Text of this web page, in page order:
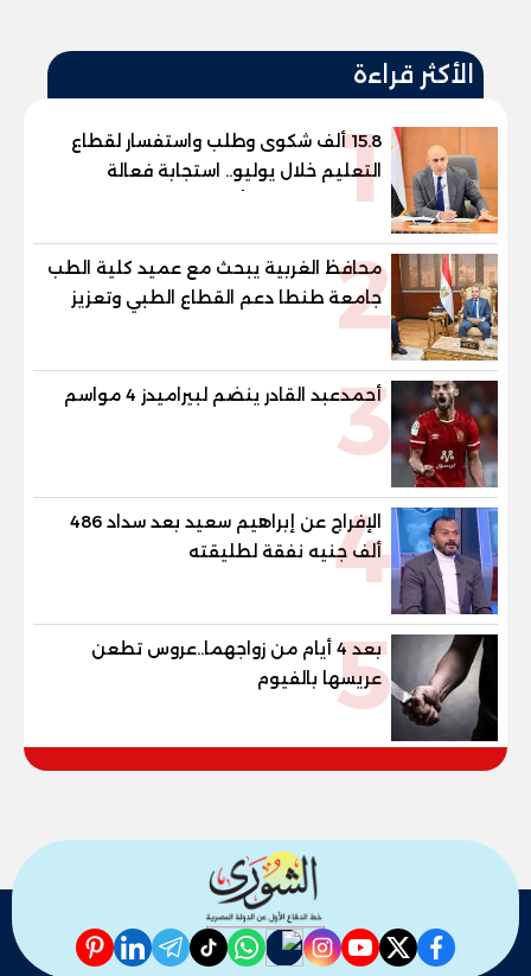
الأكثر قراءة
115.8 ألف شكوى وطلب واستفسار لقطاع
التعليم خلال يوليو.. استجابة فعالة
لشكاوى الطلاب وأولياء الأمور
2
محافظ الغربية يبحث مع عميد كلية الطب
جامعة طنطا دعم القطاع الطبي وتعزيز
الاستفادة من الخبرات الأكاديمية
3
أحمدعبد القادر ينضم لبيراميدز 4 مواسم
4
الإفراج عن إبراهيم سعيد بعد سداد 486
ألف جنيه نفقة لطليقته
5بعد 4 أيام من زواجهما..عروس تطعن
عريسها بالفيوم
facebook
twitter
youtube
instagram
nabd
whatsapp
tiktok
telegram
linkedin
pinterest